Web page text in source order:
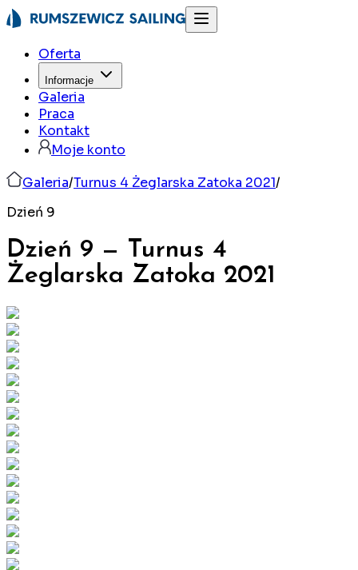
Oferta
Informacje
Galeria
Praca
Kontakt
Moje konto
Galeria/Turnus 4 Żeglarska Zatoka 2021/
Dzień 9
Dzień 9 —
Turnus 4
Żeglarska Zatoka 2021